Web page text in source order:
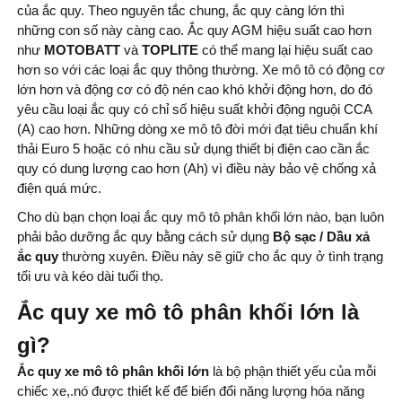
của ắc quy. Theo nguyên tắc chung, ắc quy càng lớn thì
những con số này càng cao. Ắc quy AGM hiệu suất cao hơn
như MOTOBATT và TOPLITE có thể mang lại hiệu suất cao
hơn so với các loại ắc quy thông thường. Xe mô tô có động cơ
lớn hơn và động cơ có độ nén cao khó khởi động hơn, do đó
yêu cầu loại ắc quy có chỉ số hiệu suất khởi động nguội CCA
(A) cao hơn. Những dòng xe mô tô đời mới đạt tiêu chuẩn khí
thải Euro 5 hoặc có nhu cầu sử dụng thiết bị điện cao cần ắc
quy có dung lượng cao hơn (Ah) vì điều này bảo vệ chống xả
điện quá mức.
Cho dù bạn chọn loại ắc quy mô tô phân khối lớn nào, bạn luôn
phải bảo dưỡng ắc quy bằng cách sử dụng Bộ sạc / Dầu xả
ắc quy thường xuyên. Điều này sẽ giữ cho ắc quy ở tình trạng
tối ưu và kéo dài tuổi thọ.
Ắc quy xe mô tô phân khối lớn là
gì?
Ắc quy xe mô tô phân khối lớn là bộ phận thiết yếu của mỗi
chiếc xe,.nó được thiết kế để biến đổi năng lượng hóa năng